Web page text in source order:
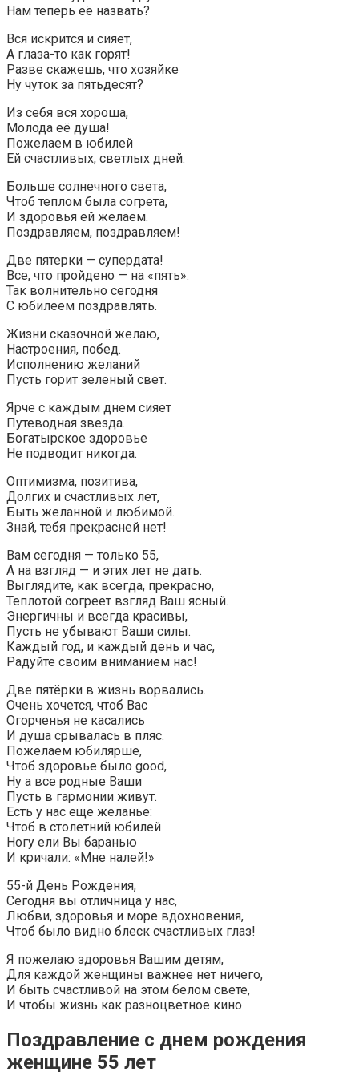
Нам теперь её назвать?
Вся искрится и сияет,
А глаза-то как горят!
Разве скажешь, что хозяйке
Ну чуток за пятьдесят?
Из себя вся хороша,
Молода её душа!
Пожелаем в юбилей
Ей счастливых, светлых дней.
Больше солнечного света,
Чтоб теплом была согрета,
И здоровья ей желаем.
Поздравляем, поздравляем!
Две пятерки — супердата!
Все, что пройдено — на «пять».
Так волнительно сегодня
С юбилеем поздравлять.
Жизни сказочной желаю,
Настроения, побед.
Исполнению желаний
Пусть горит зеленый свет.
Ярче с каждым днем сияет
Путеводная звезда.
Богатырское здоровье
Не подводит никогда.
Оптимизма, позитива,
Долгих и счастливых лет,
Быть желанной и любимой.
Знай, тебя прекрасней нет!
Вам сегодня — только 55,
А на взгляд — и этих лет не дать.
Выглядите, как всегда, прекрасно,
Теплотой согреет взгляд Ваш ясный.
Энергичны и всегда красивы,
Пусть не убывают Ваши силы.
Каждый год, и каждый день и час,
Радуйте своим вниманием нас!
Две пятёрки в жизнь ворвались.
Очень хочется, чтоб Вас
Огорченья не касались
И душа срывалась в пляс.
Пожелаем юбилярше,
Чтоб здоровье было good,
Ну а все родные Ваши
Пусть в гармонии живут.
Есть у нас еще желанье:
Чтоб в столетний юбилей
Ногу ели Вы баранью
И кричали: «Мне налей!»
55-й День Рождения,
Сегодня вы отличница у нас,
Любви, здоровья и море вдохновения,
Чтоб было видно блеск счастливых глаз!
Я пожелаю здоровья Вашим детям,
Для каждой женщины важнее нет ничего,
И быть счастливой на этом белом свете,
И чтобы жизнь как разноцветное кино
Поздравление с днем рождения
женщине 55 лет